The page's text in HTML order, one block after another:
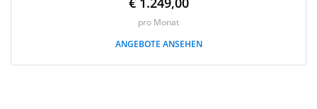
pro Monat
ANGEBOTE ANSEHEN